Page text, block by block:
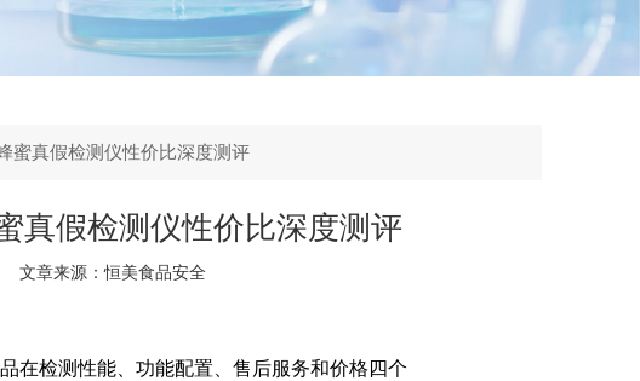
蜜真假检测仪性价比深度测评
真假检测仪性价比深度测评
文章来源：恒美食品安全
在检测性能、功能配置、售后服务和价格四个